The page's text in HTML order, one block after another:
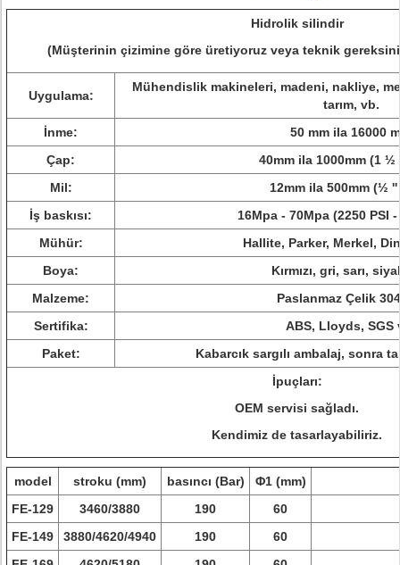
Hidrolik silindir
(Müşterinin çizimine göre üretiyoruz veya teknik
Uygulama:
Mühendislik makineleri, madeni, nakliye,
tarım, vb.
İnme:
50 mm ila 16000
Çap:
40mm ila 1000mm (1 ½
Mil:
12mm ila 500mm (½ ''
İş baskısı:
16Mpa - 70Mpa (2250 PSI
Mühür:
Hallite, Parker, Merkel,
Boya:
Kırmızı, gri, sarı,
Malzeme:
Paslanmaz Çelik
Sertifika:
ABS, Lloyds, SGS
Paket:
Kabarcık sargılı ambalaj, sonra
İpuçları:
OEM servisi sağladı.
Kendimiz de tasarlayabiliriz.
model stroku (mm) basıncı (Bar)
Φ1 (mm)
FE-129
3460/3880 190
60
FE-149
3880/4620/4940 190
60